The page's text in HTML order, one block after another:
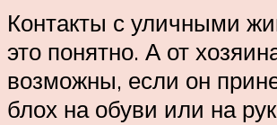
Контакты с уличными
это понятно. А от
возможны, если он
блох на обуви или на